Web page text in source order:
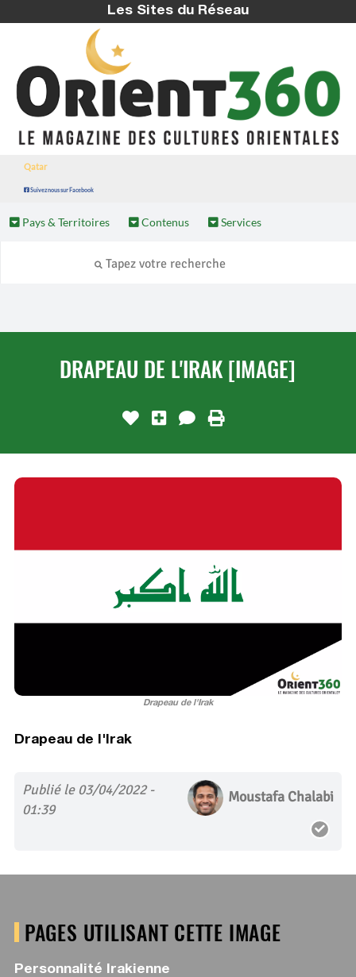
Les Sites du Réseau
Qatar
Suivez nous sur Facebook
Pays & Territoires Contenus Services
DRAPEAU DE L'IRAK [IMAGE]
Drapeau de l'Irak
Drapeau de l'Irak
Publié le 03/04/2022 -
01:39
Moustafa Chalabi
PAGES UTILISANT CETTE IMAGE
Personnalité Irakienne